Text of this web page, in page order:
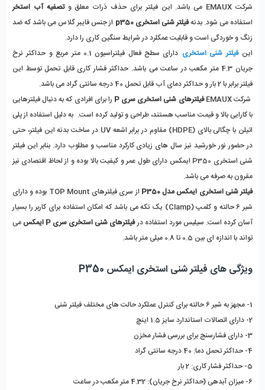
شرکت EMAUX می باشد. این فیلتر برای حذف ذرات معلق و
تصفیه آب استخر
استفاده می شود. بدنهفیلتر شنی استخری p350
از جنس فایبر گلاس می باشد که ضد
زنگ و خوردگی است و قابلیت عمکلرد در شرایط سنگین کاری را دارد.
اینفیلتر شنی استخری
دارای سطح فعال فیلتراسیون 0.1 متر مربع و حداکثر نرخ
جریان 4.3 متر مکعب در ساعت می باشد. حداکثر فشار کاری قابل تحمل توسط این
فیلتر برابر با 2 بار و حداکثر دمای آب قابل تحمل 40 درجه سانتی گراد می باشد.
شرکت EMAUX
فیلترهای شنی استخری سری P
را برای افرادی که به دنبال فیلترهایی
با کارایی بالا و قیمت مناسب هستند، طراحی و تولید کرده است. به دلیل استفاده از پلی
اتیلن با چگالی بالای (HDPE) مقاوم در برابر اشعه UV در ساخت بدنه این فیلتر، حتی
در حضور نور خورشید نیز سال های زیادی کارکرد مناسب و مطلوب دارد. بنابر این فیلتر
شنی استخری P350 ایمکس دارای طول عمر و کیفیت بالا بوده و از لحاظ اقتصادی نیز
مقرون به صرفه می باشد.
فیلتر شنی استخری ایمکس مدل P350
از سری فیلترهای TOP Mount بوده و دارای
شیر 6 حالته و کلمپ (Clamp) یک تکه می باشد که امکان استفاده برای کاربر را بسیار
آسان کرده است. سیلیس مورد استفاده درفیلترهای شنی استخری سری P ایمکس
می
تواند با اندازه ای بین 0.5 تا 0.8 میلی متر باشد.
ویژگی های فیلتر شنی استخری ایمکس P350
1- مجهز به شیر 6 حالته برای کنترل عملکرد حالت های مختلف فیلتر شنی
2- دارای اتصالات استاندارد سایز 1.5 اینچ
3- دارای فشارسنج برای بررسی فشار مخزن
4- حداکثر تحمل دما: 40 درجه سانتی گراد
5- حداکثر فشار کاری: 2 بار
6- میزان آبدهی (حداکثر نرخ جریان): 4.32 متر مکعب در ساعت